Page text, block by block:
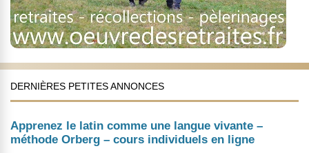
DERNIÈRES PETITES ANNONCES
Apprenez le latin comme une langue vivante –
méthode Orberg – cours individuels en ligne